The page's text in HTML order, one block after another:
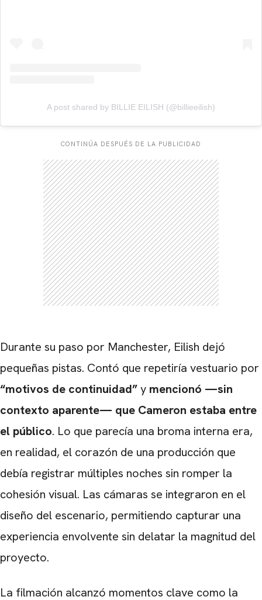
A post shared by BILLIE EILISH (@billieeilish)
CONTINÚA DESPUÉS DE LA PUBLICIDAD
Durante su paso por Manchester, Eilish dejó
pequeñas pistas. Contó que repetiría vestuario por
“motivos de continuidad”y mencionó —sin
contexto aparente— que Cameron estaba entre
el público. Lo que parecía una broma interna era,
en realidad, el corazón de una producción que
debía registrar múltiples noches sin romper la
cohesión visual. Las cámaras se integraron en el
diseño del escenario, permitiendo capturar una
experiencia envolvente sin delatar la magnitud del
proyecto.
La filmación alcanzó momentos clave como la
CARREGANDO PUBLICIDADE